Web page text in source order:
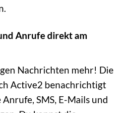
Anrufe direkt am
Nachrichten mehr! Die
Active2 benachrichtigt
SMS, E-Mails und